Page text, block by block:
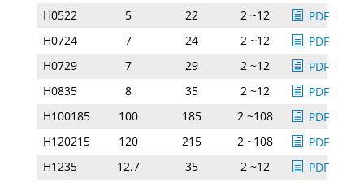
H0522
5 22 2 ~12
PDF
H0724
7 24 2 ~12
PDF
H0729
7 29 2 ~12
PDF
H0835
8 35 2 ~12
PDF
H100185
100 185 2 ~108
PDF
H120215
120 215 2 ~108
PDF
H1235
12.7 35 2 ~12
PDF